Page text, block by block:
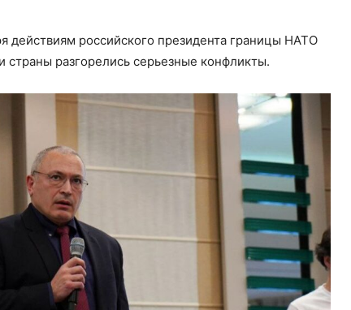
действиям российского президента границы НАТО
разгорелись серьезные конфликты.